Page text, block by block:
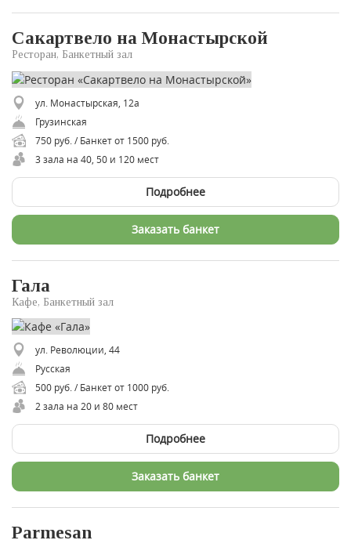
Сакартвело на Монастырской
Ресторан, Банкетный зал
ул. Монастырская, 12а
Грузинская
750 руб. / Банкет от 1500 руб.
3 зала на 40, 50 и 120 мест
Подробнее
Заказать банкет
Гала
Кафе, Банкетный зал
ул. Революции, 44
Русская
500 руб. / Банкет от 1000 руб.
2 зала на 20 и 80 мест
Подробнее
Заказать банкет
Parmesan